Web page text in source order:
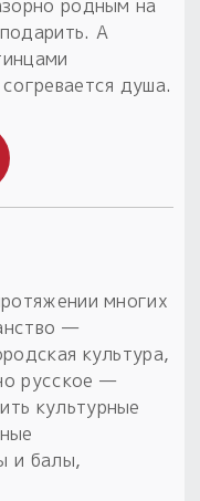
родным на
А
душа.
многих
—
культура,
русское —
культурные
и балы,